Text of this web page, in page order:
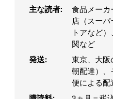
主な読者:
食品メーカ
店（スー
トアなど
関など
発送:
東京、大阪
朝配達）
便による配